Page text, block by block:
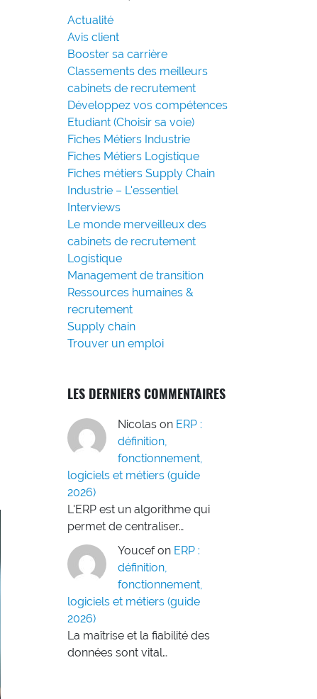
Actualité
Avis client
Booster sa carrière
Classements des meilleurs
cabinets de recrutement
Développez vos compétences
Etudiant (Choisir sa voie)
Fiches Métiers Industrie
Fiches Métiers Logistique
Fiches métiers Supply Chain
Industrie – L'essentiel
Interviews
Le monde merveilleux des
cabinets de recrutement
Logistique
Management de transition
Ressources humaines &
recrutement
Supply chain
Trouver un emploi
LES DERNIERS COMMENTAIRES
Nicolas on ERP :
définition,
fonctionnement,
logiciels et métiers (guide
2026)
L'ERP est un algorithme qui
permet de centraliser…
Youcef on ERP :
définition,
fonctionnement,
logiciels et métiers (guide
2026)
La maîtrise et la fiabilité des
données sont vital…